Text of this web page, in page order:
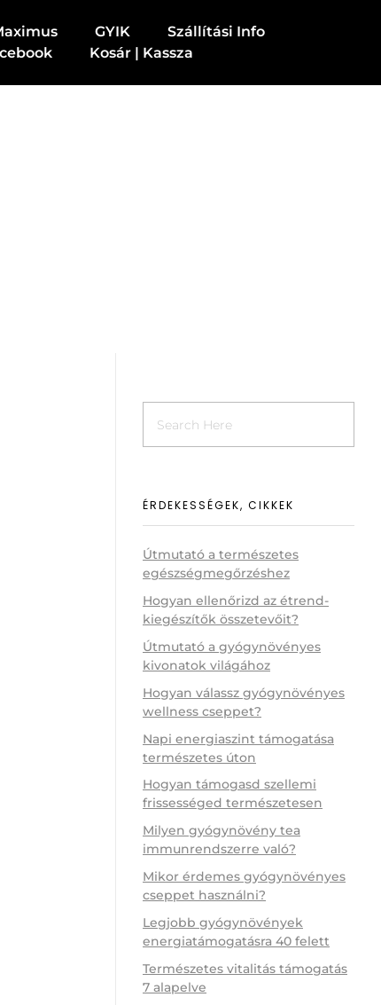
GYIK
Szállítási Info
Kosár | Kassza
ÉRDEKESSÉGEK, CIKKEK
Útmutató a természetes
egészségmegőrzéshez
Hogyan ellenőrizd az étrend-
kiegészítők összetevőit?
Útmutató a gyógynövényes
kivonatok világához
Hogyan válassz gyógynövényes
wellness cseppet?
Napi energiaszint támogatása
természetes úton
Hogyan támogasd szellemi
frissességed természetesen
Milyen gyógynövény tea
immunrendszerre való?
Mikor érdemes gyógynövényes
cseppet használni?
Legjobb gyógynövények
energiatámogatásra 40 felett
Természetes vitalitás támogatás
7 alapelve